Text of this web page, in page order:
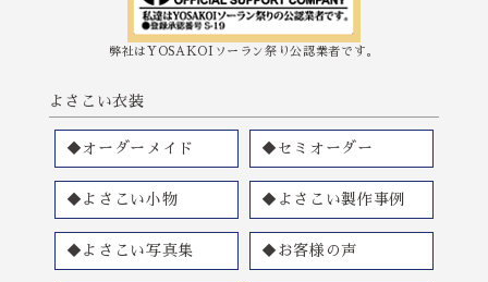
弊社はYOSAKOIソーラン祭り公認業者です。
よさこい衣装
◆オーダーメイド ◆セミオーダー
◆よさこい小物 ◆よさこい製作事例
◆よさこい写真集 ◆お客様の声